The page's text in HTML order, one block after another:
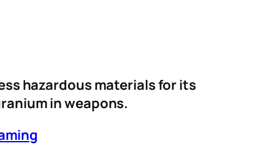
hazardous materials for its
inweapons.